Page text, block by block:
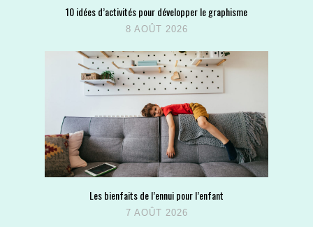
10 idées d’activités pour développer le graphisme
8 AOÛT 2026
Les bienfaits de l’ennui pour l’enfant
7 AOÛT 2026